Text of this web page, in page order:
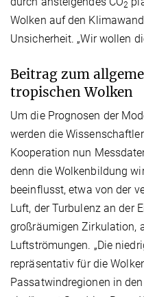
2
Wolken auf den
Unsicherheit. „Wir wollen
Beitrag zum
tropischen Wolken
Um die Prognosen der
werden die
Kooperation nun
denn die Wolkenbildung
beeinflusst, etwa von der
Luft, der Turbulenz an der
großräumigen Zirkulation,
Luftströmungen. „Die
repräsentativ für die
Passatwindregionen in